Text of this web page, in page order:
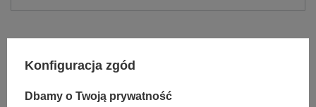
Cholewka wykonana została z materiałów syntetycznych i tekstylnych
Są wygodne i charakteryzują się dużą wytrzymałością oraz ciekawym
Konfiguracja zgód
Dbamy o Twoją prywatność